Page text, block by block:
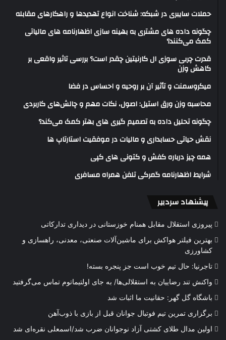
حملات سایبری در شبکه: شناخت انواع تهدیدها و راهکارهای مقابله
چگونه داده های مشتری به بهینه سازی اظهارنامه های مالیاتی
کمک می‌کنند؟
قدرت چربی سوزی ال کارنیتین چقدر است؟ بررسی تاثیر واقعی بر
کاهش وزن
میکروسمنت و تأثیر آن بر روحیه و احساس در فضا
محاسبه وزن ورق استیل: اصول، نکات مهم و چالش‌های کاربردی
چگونه تحلیل داده به تصمیم گیری های بهتر کمک می‌کند؟
نقش حیاتی حسابداری و مالیات در موفقیت استارتاپ ها
همه چیز درباره کفش و کتونی های کپی
شرایط اظهارنامه گمرکی تلفن همراه مسافری
پیشنهاد سردبیر
پیروزی استقلال مقابل همنام خوزستانی در دیداری تدارکاتی
بهترین فیلتر هواکش برای ماشین‌آلات صنعتی، معدنی، راهسازی و
کشاورزی
تاجرنیا: حال تیم خوب است جز پنجره بسته!
واکنش تند رضاییان به استقلالی‌ها/ به جای اولتیماتوم تماس می‌گرفتید
باشگاه گل گهر: حقانیت ما اثبات شد
برگزاری تمرین تیم فوتبال جوانان قبل از بازی با ذوب‌آهن
اولین مدال طلای کشتی آزاد نوجوانان ضرب شد/اسمعلی نقره‌ای شد